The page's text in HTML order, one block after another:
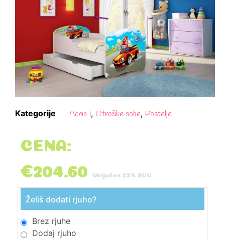
Kategorije Acma I, Otroške sobe, Postelje
CENA:
€204.60
Vključen 22% DDV
Želiš dodati rjuho?
Brez rjuhe
Dodaj rjuho